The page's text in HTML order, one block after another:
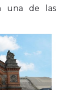
una de las